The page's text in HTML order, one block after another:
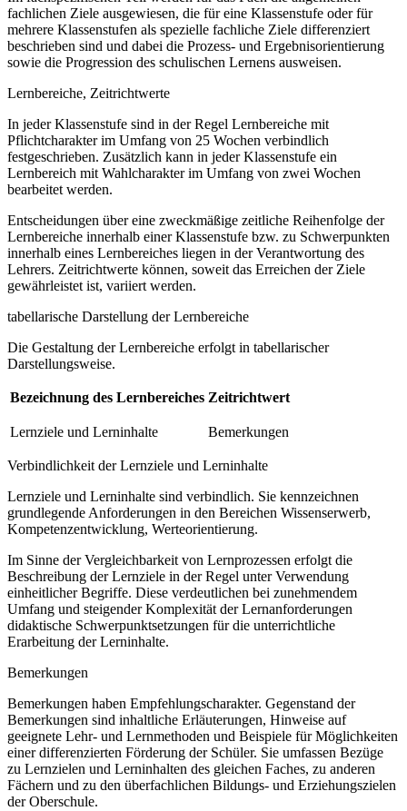
fachlichen Ziele ausgewiesen, die für eine Klassenstufe oder für
mehrere Klassenstufen als spezielle fachliche Ziele differenziert
beschrieben sind und dabei die Prozess- und Ergebnisorientierung
sowie die Progression des schulischen Lernens ausweisen.
Lernbereiche, Zeitrichtwerte
In jeder Klassenstufe sind in der Regel Lernbereiche mit
Pflichtcharakter im Umfang von 25 Wochen verbindlich
festgeschrieben. Zusätzlich kann in jeder Klassenstufe ein
Lernbereich mit Wahlcharakter im Umfang von zwei Wochen
bearbeitet werden.
Entscheidungen über eine zweckmäßige zeitliche Reihenfolge der
Lernbereiche innerhalb einer Klassenstufe bzw. zu Schwerpunkten
innerhalb eines Lernbereiches liegen in der Verantwortung des
Lehrers. Zeitrichtwerte können, soweit das Erreichen der Ziele
gewährleistet ist, variiert werden.
tabellarische Darstellung der Lernbereiche
Die Gestaltung der Lernbereiche erfolgt in tabellarischer
Darstellungsweise.
Bezeichnung des Lernbereiches Zeitrichtwert
Lernziele und Lerninhalte Bemerkungen
Verbindlichkeit der Lernziele und Lerninhalte
Lernziele und Lerninhalte sind verbindlich. Sie kennzeichnen
grundlegende Anforderungen in den Bereichen Wissenserwerb,
Kompetenzentwicklung, Werteorientierung.
Im Sinne der Vergleichbarkeit von Lernprozessen erfolgt die
Beschreibung der Lernziele in der Regel unter Verwendung
einheitlicher Begriffe. Diese verdeutlichen bei zunehmendem
Umfang und steigender Komplexität der Lernanforderungen
didaktische Schwerpunktsetzungen für die unterrichtliche
Erarbeitung der Lerninhalte.
Bemerkungen
Bemerkungen haben Empfehlungscharakter. Gegenstand der
Bemerkungen sind inhaltliche Erläuterungen, Hinweise auf
geeignete Lehr- und Lernmethoden und Beispiele für Möglichkeiten
einer differenzierten Förderung der Schüler. Sie umfassen Bezüge
zu Lernzielen und Lerninhalten des gleichen Faches, zu anderen
Fächern und zu den überfachlichen Bildungs- und Erziehungszielen
der Oberschule.